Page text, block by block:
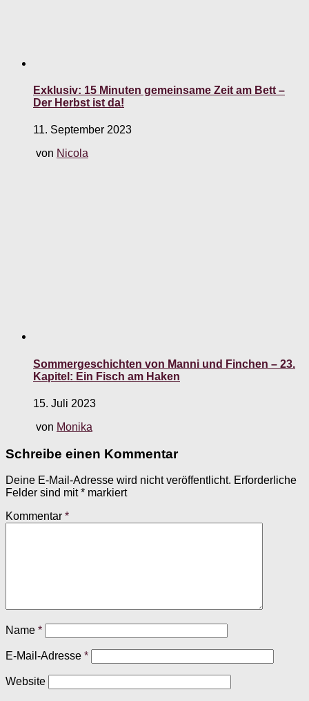
Exklusiv: 15 Minuten gemeinsame Zeit am Bett –
Der Herbst ist da!
11. September 2023
von Nicola
Sommergeschichten von Manni und Finchen – 23.
Kapitel: Ein Fisch am Haken
15. Juli 2023
von Monika
Schreibe einen Kommentar
Deine E-Mail-Adresse wird nicht veröffentlicht. Erforderliche
Felder sind mit* markiert
Kommentar *
Name *
E-Mail-Adresse *
Website